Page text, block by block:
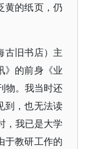
黄的纸页，仍
古旧书店）主
》的前身《业
物。我当时还
到，也无法读
，我已是大学
于教研工作的